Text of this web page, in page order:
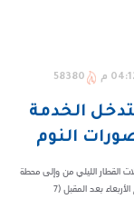
م 58380
الخدمة
القطار الليلي من وإلى محطة
الركاب بالجوف، مؤكدة أن محطة الركاب بالجوف ستدخل الخدمة يوم الأربعاء بعد المقبل (7